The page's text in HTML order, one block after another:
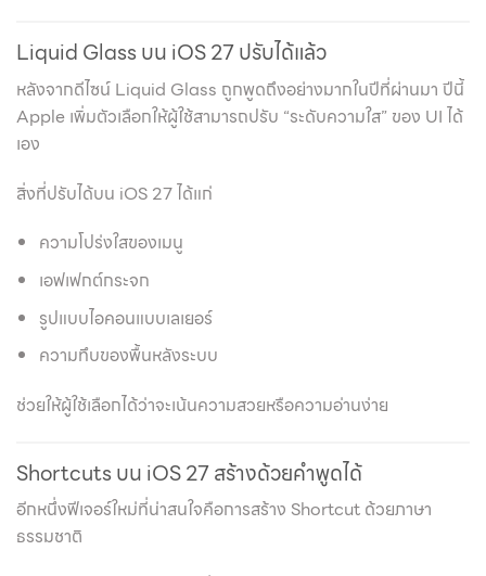
Liquid Glass บน iOS 27 ปรับได้แล้ว
หลังจากดีไซน์ Liquid Glass ถูกพูดถึงอย่างมากในปีที่ผ่านมา ปีนี้
Apple เพิ่มตัวเลือกให้ผู้ใช้สามารถปรับ “ระดับความใส” ของ UI ได้
เอง
สิ่งที่ปรับได้บน iOS 27 ได้แก่
ความโปร่งใสของเมนู
เอฟเฟกต์กระจก
รูปแบบไอคอนแบบเลเยอร์
ความทึบของพื้นหลังระบบ
ช่วยให้ผู้ใช้เลือกได้ว่าจะเน้นความสวยหรือความอ่านง่าย
Shortcuts บน iOS 27 สร้างด้วยคำพูดได้
อีกหนึ่งฟีเจอร์ใหม่ที่น่าสนใจคือการสร้าง Shortcut ด้วยภาษา
ธรรมชาติ